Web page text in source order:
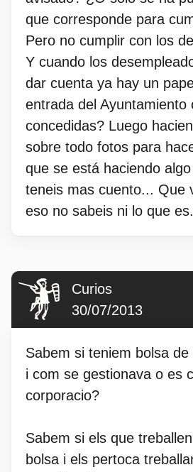
que corresponde para
Pero no cumplir con los
Y cuando los
dar cuenta ya hay un
entrada del Ayuntamiento
concedidas? Luego
sobre todo fotos para
que se está haciendo
teneis mas cuento... Que
eso no sabeis ni lo que es.
Curios
30/07/2013
Sabem si teniem bolsa
i com se gestionava o es
corporacio?
Sabem si els que
bolsa i els pertoca